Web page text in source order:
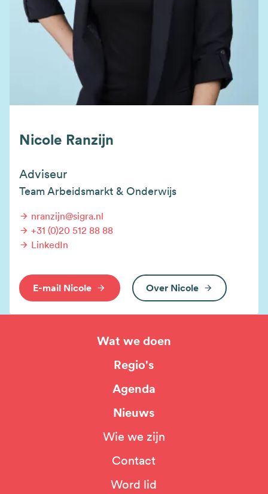
Nicole Ranzijn
Adviseur
Team Arbeidsmarkt & Onderwijs
nranzijn@sigra.nl
+31 (0)20 512 88 88
LinkedIn
E-mail Nicole Over Nicole
Wat we doen
Regio's
Agenda
Nieuws
Wie we zijn
Contact
Word lid